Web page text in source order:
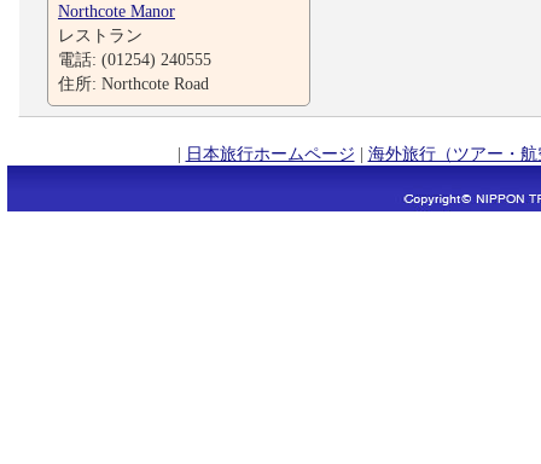
Northcote Manor
レストラン
電話: (01254) 240555
住所: Northcote Road
| 日本旅行ホームページ | 海外旅行（ツアー・航